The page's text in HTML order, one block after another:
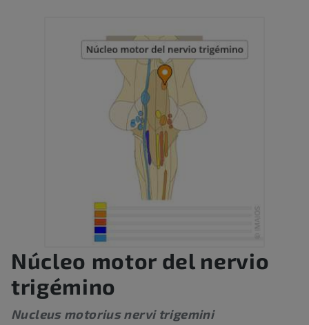
Núcleo motor del nervio
trigémino
Nucleus motorius nervi trigemini